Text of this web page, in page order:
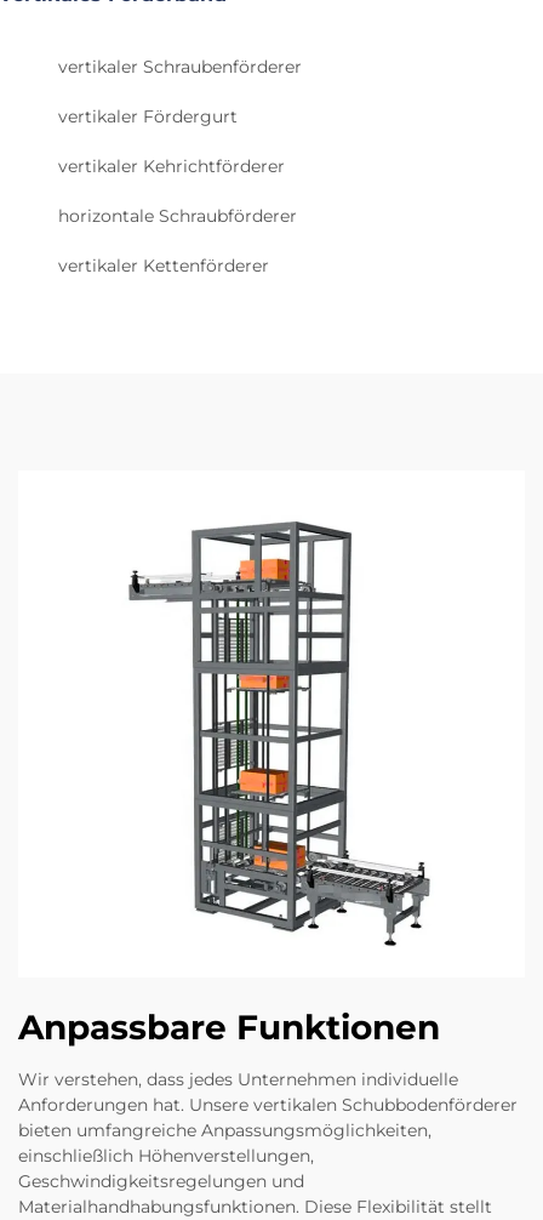
vertikaler Schraubenförderer
vertikaler Fördergurt
vertikaler Kehrichtförderer
horizontale Schraubförderer
vertikaler Kettenförderer
Anpassbare Funktionen
Wir verstehen, dass jedes Unternehmen individuelle
Anforderungen hat. Unsere vertikalen Schubbodenförderer
bieten umfangreiche Anpassungsmöglichkeiten,
einschließlich Höhenverstellungen,
Geschwindigkeitsregelungen und
Materialhandhabungsfunktionen. Diese Flexibilität stellt